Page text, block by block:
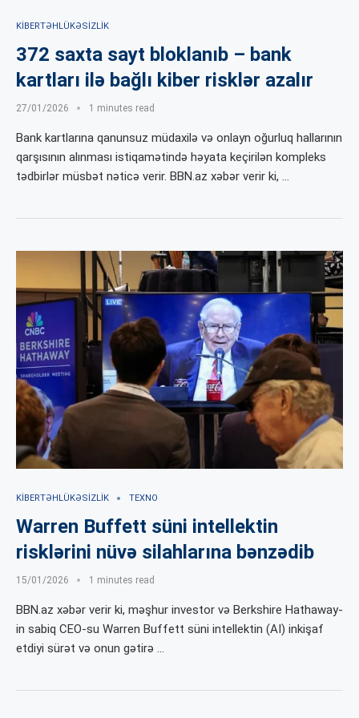
KIBERTƏHLÜKƏSIZLIK
372 saxta sayt bloklanıb – bank
kartları ilə bağlı kiber risklər azalır
27/01/2026 1 minutes read
Bank kartlarına qanunsuz müdaxilə və onlayn oğurluq hallarının
qarşısının alınması istiqamətində həyata keçirilən kompleks
tədbirlər müsbət nəticə verir. BBN.az xəbər verir ki, …
KIBERTƏHLÜKƏSIZLIK TEXNO
Warren Buffett süni intellektin
risklərini nüvə silahlarına bənzədib
15/01/2026 1 minutes read
BBN.az xəbər verir ki, məşhur investor və Berkshire Hathaway-
in sabiq CEO-su Warren Buffett süni intellektin (AI) inkişaf
etdiyi sürət və onun gətirə …